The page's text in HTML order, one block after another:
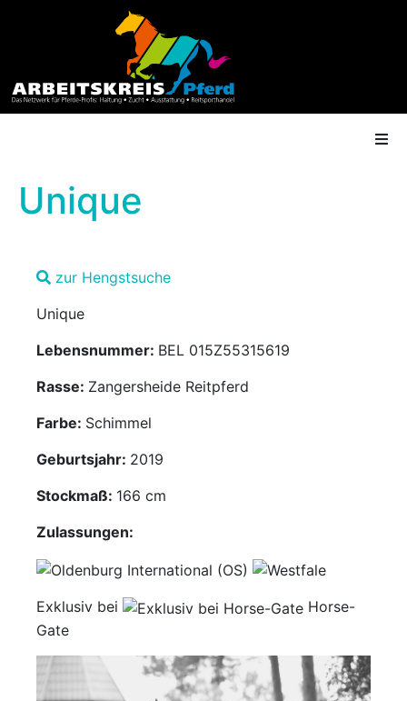
Termine
Gütesiegel
Mediathek
Partner
Account
Unique
zur Hengstsuche
Unique
Lebensnummer: BEL 015Z55315619
Rasse: Zangersheide Reitpferd
Farbe: Schimmel
Geburtsjahr: 2019
Stockmaß: 166 cm
Zulassungen:
Exklusiv bei
Horse-
Gate